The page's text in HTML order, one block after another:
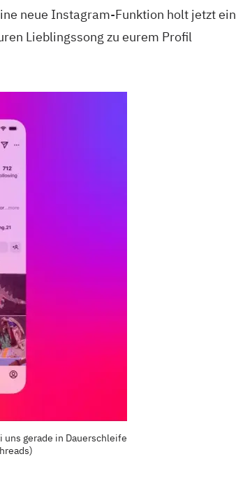
neue Instagram-Funktion holt jetzt ein
Lieblingssong zu eurem Profil
gerade in Dauerschleife